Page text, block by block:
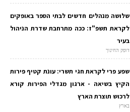
שלושה מנהלים חדשים לבתי הספר באופקים
לקראת תשפ"ז: ככה מתרחבת שדרת הניהול
בעיר
דופק החינוך
שפע פרי לקראת חגי תשרי: עונת קטיף פירות
הקיץ בשיאה - ארגון מגדלי הפירות קורא
לרכוש תוצרת הארץ
בארץ